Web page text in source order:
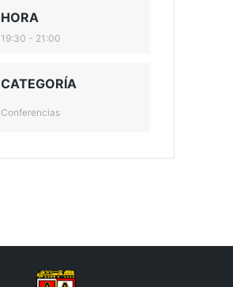
HORA
19:30 - 21:00
CATEGORÍA
Conferencias